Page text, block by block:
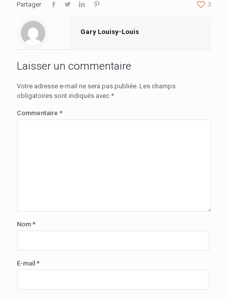
Partager 3
Gary Louisy-Louis
Laisser un commentaire
Votre adresse e-mail ne sera pas publiée. Les champs
obligatoires sont indiqués avec *
Commentaire *
Nom *
E-mail *